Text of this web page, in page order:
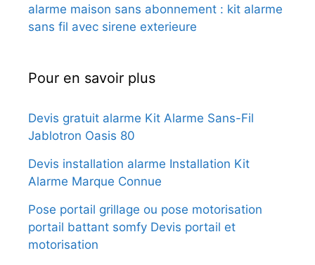
alarme maison sans abonnement : kit alarme
sans fil avec sirene exterieure
Pour en savoir plus
Devis gratuit alarme Kit Alarme Sans-Fil
Jablotron Oasis 80
Devis installation alarme Installation Kit
Alarme Marque Connue
Pose portail grillage ou pose motorisation
portail battant somfy Devis portail et
motorisation